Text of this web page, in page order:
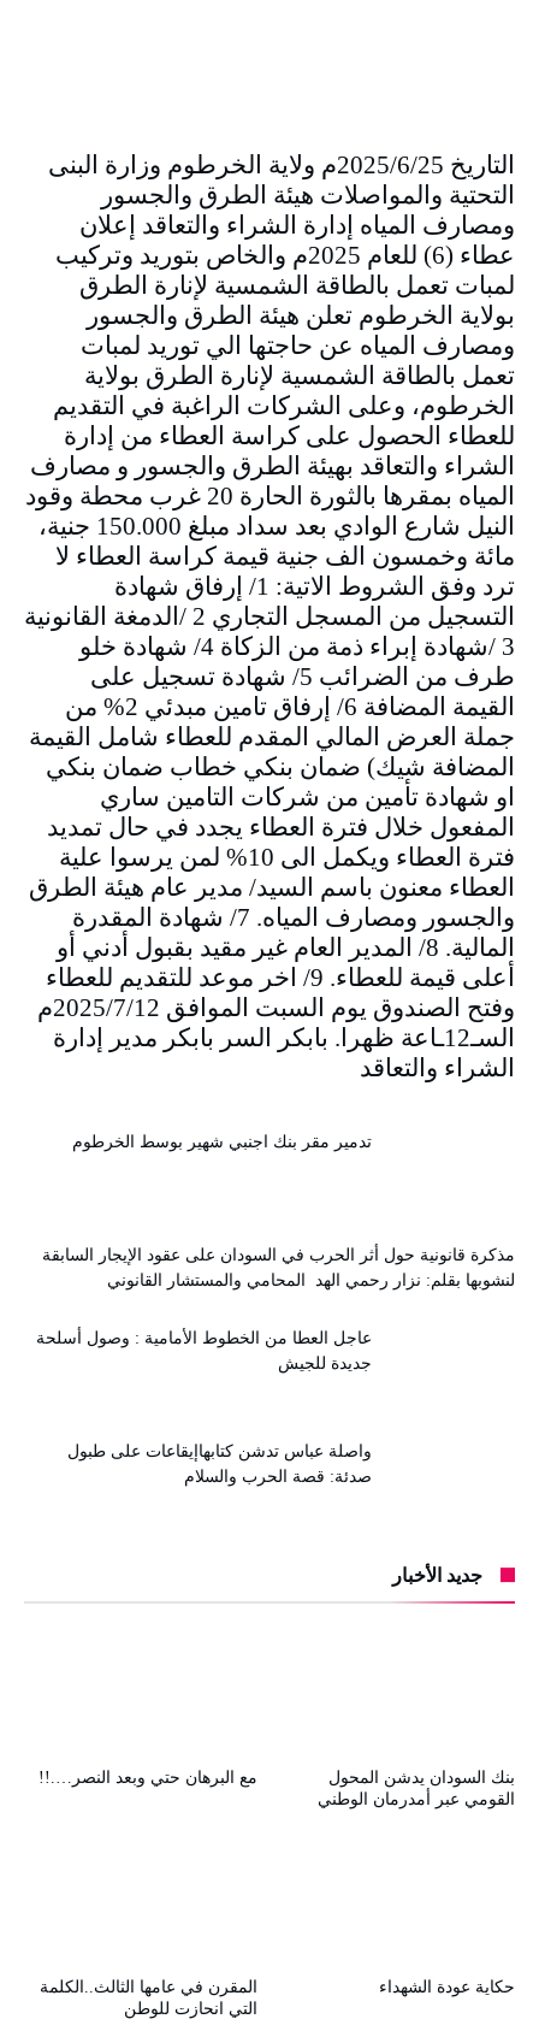
التاريخ 2025/6/25م ولاية الخرطوم وزارة البنى
التحتية والمواصلات هيئة الطرق والجسور
ومصارف المياه إدارة الشراء والتعاقد إعلان
عطاء (6) للعام 2025م والخاص بتوريد وتركيب
لمبات تعمل بالطاقة الشمسية لإنارة الطرق
بولاية الخرطوم تعلن هيئة الطرق والجسور
ومصارف المياه عن حاجتها الي توريد لمبات
تعمل بالطاقة الشمسية لإنارة الطرق بولاية
الخرطوم، وعلى الشركات الراغبة في التقديم
للعطاء الحصول على كراسة العطاء من إدارة
الشراء والتعاقد بهيئة الطرق والجسور و مصارف
المياه بمقرها بالثورة الحارة 20 غرب محطة وقود
النيل شارع الوادي بعد سداد مبلغ 150.000 جنية،
مائة وخمسون الف جنية قيمة كراسة العطاء لا
ترد وفق الشروط الاتية: 1/ إرفاق شهادة
التسجيل من المسجل التجاري 2 /الدمغة القانونية
3 /شهادة إبراء ذمة من الزكاة 4/ شهادة خلو
طرف من الضرائب 5/ شهادة تسجيل على
القيمة المضافة 6/ إرفاق تامين مبدئي 2% من
جملة العرض المالي المقدم للعطاء شامل القيمة
المضافة شيك) ضمان بنكي خطاب ضمان بنكي
او شهادة تأمين من شركات التامين ساري
المفعول خلال فترة العطاء يجدد في حال تمديد
فترة العطاء ويكمل الى 10% لمن يرسوا علية
العطاء معنون باسم السيد/ مدير عام هيئة الطرق
والجسور ومصارف المياه. 7/ شهادة المقدرة
المالية. 8/ المدير العام غير مقيد بقبول أدني أو
أعلى قيمة للعطاء. 9/ اخر موعد للتقديم للعطاء
وفتح الصندوق يوم السبت الموافق 2025/7/12م
السـ12ـاعة ظهرا. بابكر السر بابكر مدير إدارة
الشراء والتعاقد
تدمير مقر بنك اجنبي شهير بوسط الخرطوم
مذكرة قانونية حول أثر الحرب في السودان على عقود الإيجار السابقة
لنشوبها بقلم: نزار رحمي الهد المحامي والمستشار القانوني
عاجل العطا من الخطوط الأمامية : وصول أسلحة
جديدة للجيش
واصلة عباس تدشن كتابهاإيقاعات على طبول
صدئة: قصة الحرب والسلام
جديد الأخبار
مع البرهان حتي وبعد النصر….!!
بنك السودان يدشن المحول
القومي عبر أمدرمان الوطني
المقرن في عامها الثالث..الكلمة
التي انحازت للوطن
حكاية عودة الشهداء